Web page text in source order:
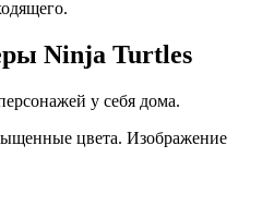
Ninja Turtles
у себя дома.
цвета. Изображение